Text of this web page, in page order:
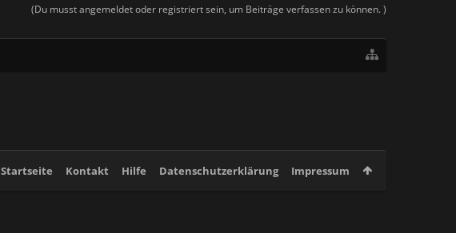
(Du musst angemeldet oder registriert sein, um Beiträge verfassen zu können. )
Startseite Kontakt Hilfe Datenschutzerklärung Impressum